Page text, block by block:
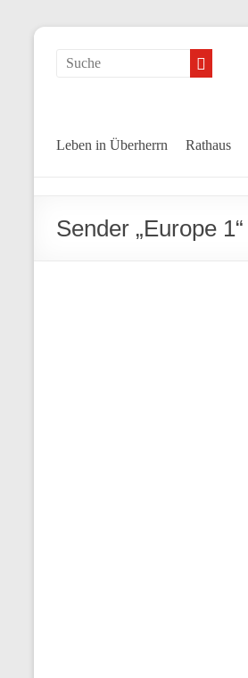
Leben in Überherrn Rathaus
Sender „Europe 1“